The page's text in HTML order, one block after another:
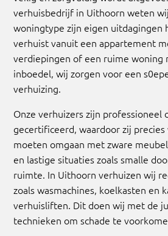
verhuisbedrijf in Uithoorn weten
woningtype zijn eigen uitdagingen
verhuist vanuit een appartement
verdiepingen of een ruime woning
inboedel, wij zorgen voor een
verhuizing.
Onze verhuizers zijn professioneel
gecertificeerd, waardoor zij
moeten omgaan met zware
en lastige situaties zoals smalle
ruimte. In Uithoorn verhuizen wij
zoals wasmachines, koelkasten en
verhuisliften. Dit doen wij met de
technieken om schade te